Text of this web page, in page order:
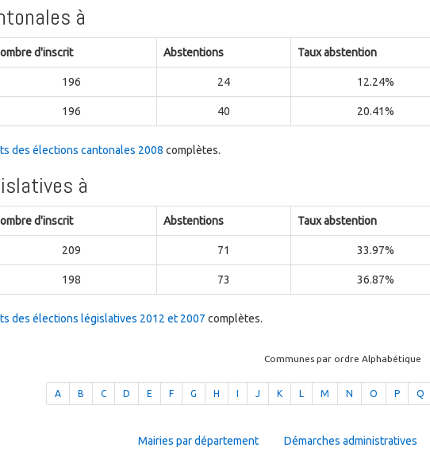
à
d'inscrit Abstentions Taux abstention
196 24 12.24%
196 40 20.41%
des élections cantonales 2008 complètes.
à
d'inscrit Abstentions Taux abstention
209 71 33.97%
198 73 36.87%
des élections législatives 2012 et 2007 complètes.
Communes par ordre Alphabétique
A B C D E F G H I J K L M N O P Q
Mairies par département Démarches administratives